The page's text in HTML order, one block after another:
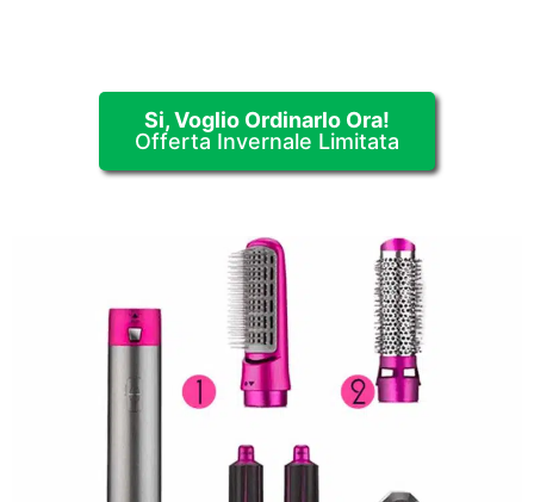
Si, Voglio Ordinarlo Ora!
Offerta Invernale Limitata